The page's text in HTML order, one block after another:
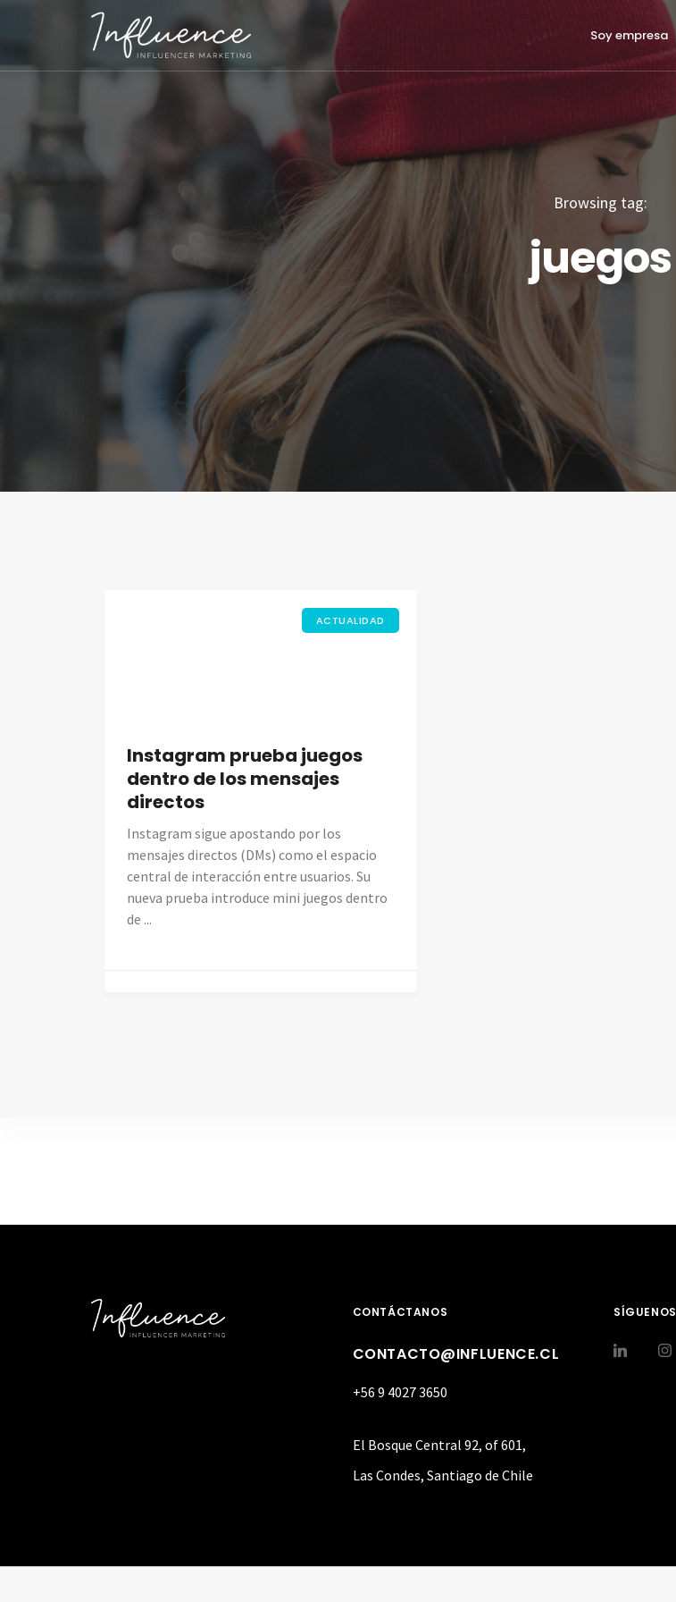
Soy empresa
Browsing tag:
juegos
ACTUALIDAD
Instagram prueba juegos
dentro de los mensajes
directos
Instagram sigue apostando por los
mensajes directos (DMs) como el espacio
central de interacción entre usuarios. Su
nueva prueba introduce mini juegos dentro
de ...
CONTÁCTANOS
CONTACTO@INFLUENCE.CL
+56 9 4027 3650
El Bosque Central 92, of 601,
Las Condes, Santiago de Chile
SÍGUENOS